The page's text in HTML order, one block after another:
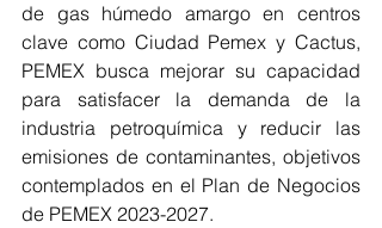
de gas húmedo amargo en centros
clave como Ciudad Pemex y Cactus,
PEMEX busca mejorar su capacidad
para satisfacer la demanda de la
industria petroquímica y reducir las
emisiones de contaminantes, objetivos
contemplados en el Plan de Negocios
de PEMEX 2023-2027.